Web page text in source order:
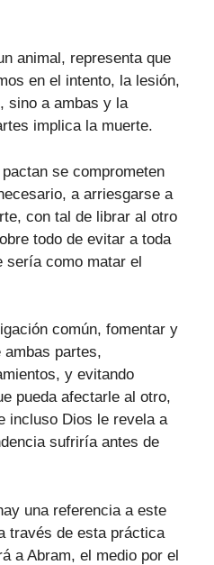
animal, representa que
en el intento, la lesión,
sino a ambas y la
implica la muerte.
se comprometen
a arriesgarse a
con tal de librar al otro
todo de evitar a toda
sería como matar el
común, fomentar y
partes,
y evitando
pueda afectarle al otro,
incluso Dios le revela a
sufriría antes de
una referencia a este
través de esta práctica
a Abram, el medio por el